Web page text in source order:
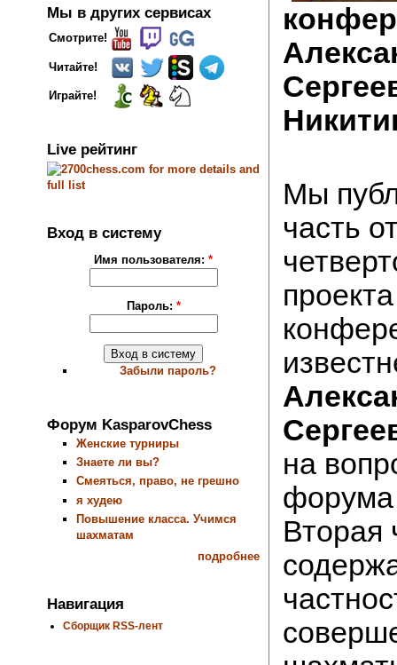
Мы в других сервисах
Смотрите!
Читайте!
Играйте!
Live рейтинг
Вход в систему
Имя пользователя:*
Пароль: *
Забыли пароль?
Форум KasparovChess
Женские турниры
Знаете ли вы?
Смеяться, право, не грешно
я худею
Повышение класса. Учимся
шахматам
подробнее
Навигация
Сборщик RSS-лент
Мы
часть
на
форума
Вторая